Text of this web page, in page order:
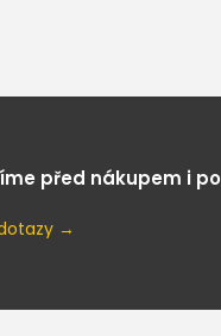
před nákupem i po
→